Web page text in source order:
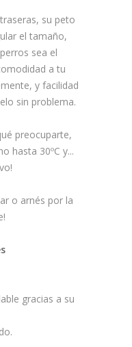
su peto
el tamaño,
sea el
a tu
y facilidad
sin problema.
preocuparte,
hasta 30ºC y...
o arnés por la
gracias a su